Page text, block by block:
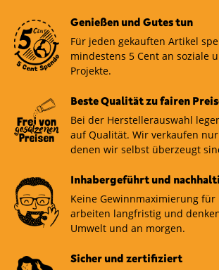
Genießen und Gutes tun
Für jeden gekauften Artikel
mindestens 5 Cent an soziale
Projekte.
Beste Qualität zu fairen
Bei der Herstellerauswahl
auf Qualität. Wir verkaufen
denen wir selbst überzeugt
Inhabergeführt und
Keine Gewinnmaximierung für
arbeiten langfristig und
Umwelt und an morgen.
Sicher und zertifiziert